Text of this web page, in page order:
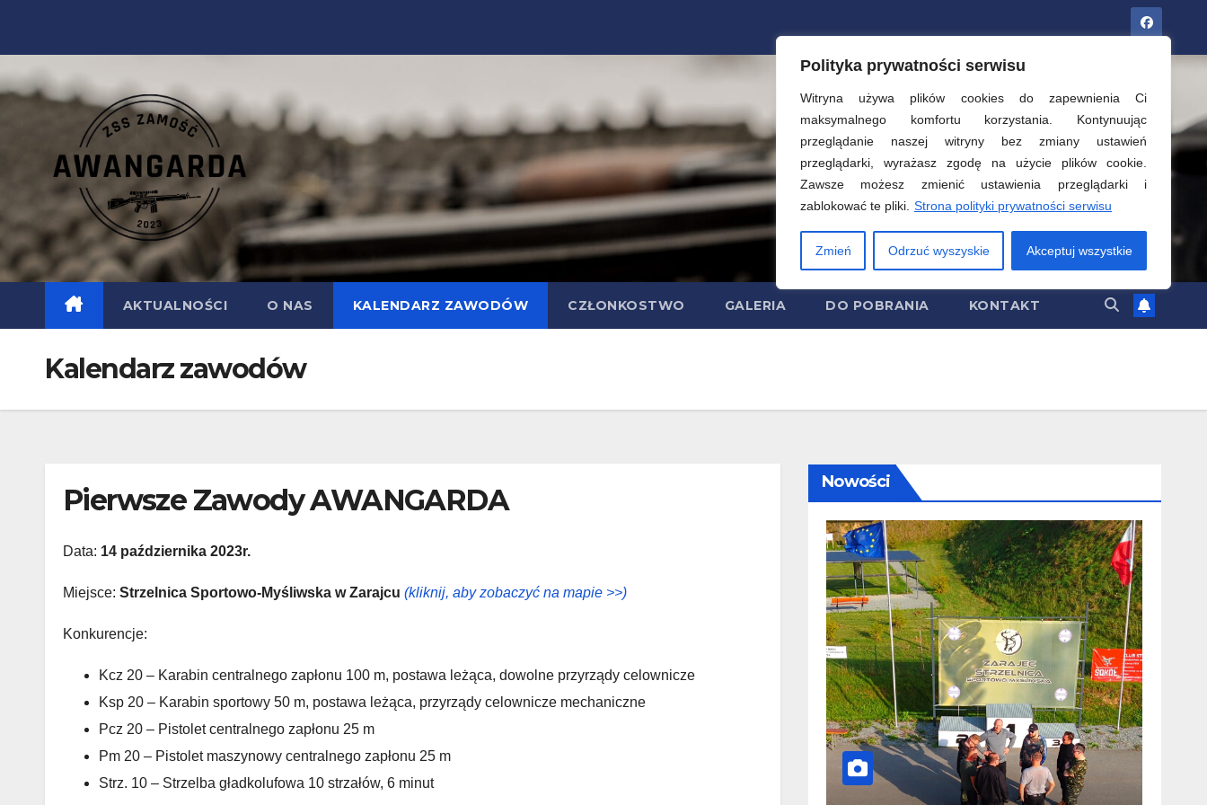
Polityka prywatności serwisu
Witryna używa plików cookies do zapewnienia Ci
maksymalnego komfortu korzystania. Kontynuując
przeglądanie naszej witryny bez zmiany ustawień
przeglądarki, wyrażasz zgodę na użycie plików cookie.
Zawsze możesz zmienić ustawienia przeglądarki i
zablokować te pliki. Strona polityki prywatności serwisu
Zmień Odrzuć wyszyskie Akceptuj wszystkie
AKTUALNOŚCI O NAS KALENDARZ ZAWODÓW CZŁONKOSTWO GALERIA DO POBRANIA KONTAKT
Kalendarz zawodów
Pierwsze Zawody AWANGARDA
Data: 14 października 2023r.
Miejsce: Strzelnica Sportowo-Myśliwska w Zarajcu (kliknij, aby zobaczyć na mapie >>)
Konkurencje:
Kcz 20 – Karabin centralnego zapłonu 100 m, postawa leżąca, dowolne przyrządy celownicze
Ksp 20 – Karabin sportowy 50 m, postawa leżąca, przyrządy celownicze mechaniczne
Pcz 20 – Pistolet centralnego zapłonu 25 m
Pm 20 – Pistolet maszynowy centralnego zapłonu 25 m
Strz. 10 – Strzelba gładkolufowa 10 strzałów, 6 minut
Nowości